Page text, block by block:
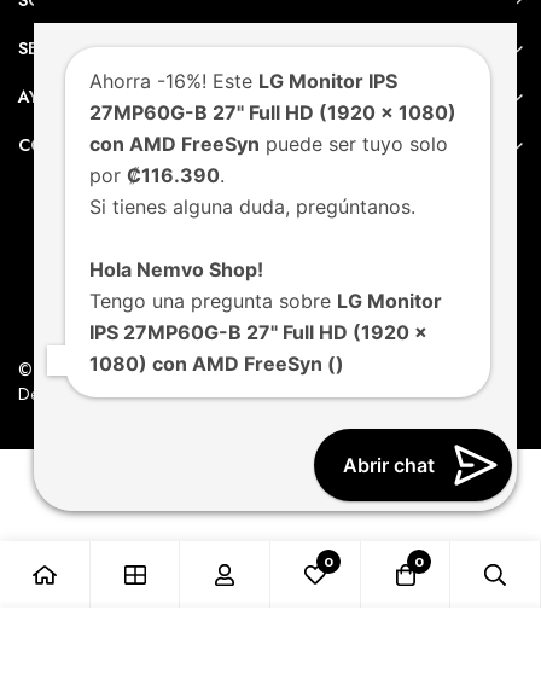
SERVICIO AL CLIENTE
AYUDA
CONTACTO
© Nemvo. Todos los derechos Reservados.
Design by Nemvo Agency
0 0
Ahorra -16%! Este LG Monitor IPS
27MP60G-B 27" Full HD (1920 x 1080)
con AMD FreeSyn puede ser tuyo solo
por ₡116.390.
Si tienes alguna duda, pregúntanos.
Hola Nemvo Shop!
Tengo una pregunta sobre LG Monitor
IPS 27MP60G-B 27" Full HD (1920 x
1080) con AMD FreeSyn ()
Abrir chat